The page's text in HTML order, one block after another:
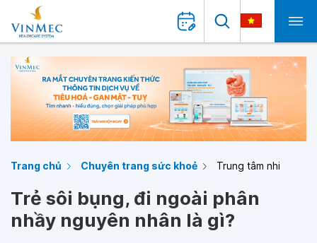
Trang chủ Chuyên trang sức khoẻ Trung tâm nhi
Trẻ sôi bụng, đi ngoài phân
nhầy nguyên nhân là gì?